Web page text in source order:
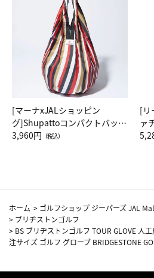
[マーナxJALショッピン
グ]Shupattoコンパクトバッグ
Drop JAL客室乗務員（LC）ス
3,960円 （税込）
[リ
ァ
ト
ホーム > ゴルフショップ ジーパーズ JAL
> ブリヂストンゴルフ
> BS ブリヂストンゴルフ TOUR GLOVE 人
注サイズ ゴルフ グローブ BRIDGESTONE